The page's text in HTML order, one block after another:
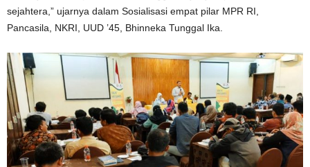
sejahtera,” ujarnya dalam Sosialisasi empat pilar MPR RI,
Pancasila, NKRI, UUD ’45, Bhinneka Tunggal Ika.